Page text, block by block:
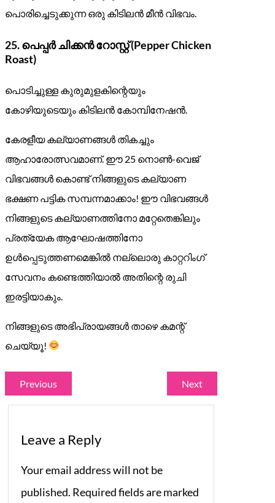
പൊരിച്ചെടുക്കുന്ന ഒരു കിടിലൻ മീൻ വിഭവം.
25.പെപ്പർ ചിക്കൻ റോസ്റ്റ് (Pepper Chicken
Roast)
പൊടിച്ചുള്ള കുരുമുളകിന്റെയും
കോഴിയുടെയും കിടിലൻ കോമ്പിനേഷൻ.
കേരളീയ കല്യാണങ്ങൾ തികച്ചും
ആഹാരോത്സവമാണ്. ഈ 25 നൊൺ-വെജ്
വിഭവങ്ങൾ കൊണ്ട് നിങ്ങളുടെ കല്യാണ
ഭക്ഷണ പട്ടിക സമ്പന്നമാക്കാം! ഈ വിഭവങ്ങൾ
നിങ്ങളുടെ കല്യാണത്തിനോ മറ്റേതെങ്കിലും
പ്രത്യേക ആഘോഷത്തിനോ
ഉൾപ്പെടുത്തണമെങ്കിൽ നല്ലൊരു കാറ്ററിംഗ്
സേവനം കണ്ടെത്തിയാൽ അതിന്റെ രുചി
ഇരട്ടിയാകും.
നിങ്ങളുടെ അഭിപ്രായങ്ങൾ താഴെ കമന്റ്
ചെയ്യൂ!
Previous Next
Leave a Reply
Your email address will not be
published. Required fields are marked